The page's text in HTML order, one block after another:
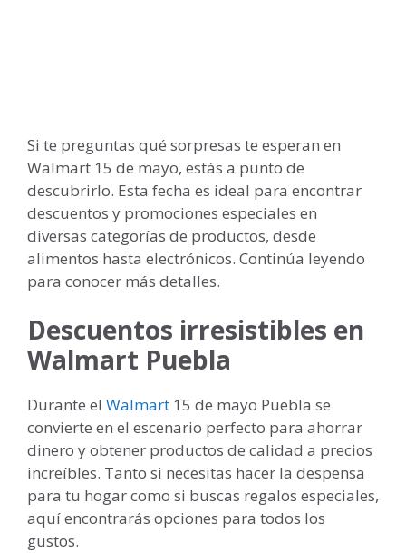
Si te preguntas qué sorpresas te esperan en
Walmart 15 de mayo, estás a punto de
descubrirlo. Esta fecha es ideal para encontrar
descuentos y promociones especiales en
diversas categorías de productos, desde
alimentos hasta electrónicos. Continúa leyendo
para conocer más detalles.
Descuentos irresistibles en
Walmart Puebla
Durante el Walmart 15 de mayo Puebla se
convierte en el escenario perfecto para ahorrar
dinero y obtener productos de calidad a precios
increíbles. Tanto si necesitas hacer la despensa
para tu hogar como si buscas regalos especiales,
aquí encontrarás opciones para todos los
gustos.